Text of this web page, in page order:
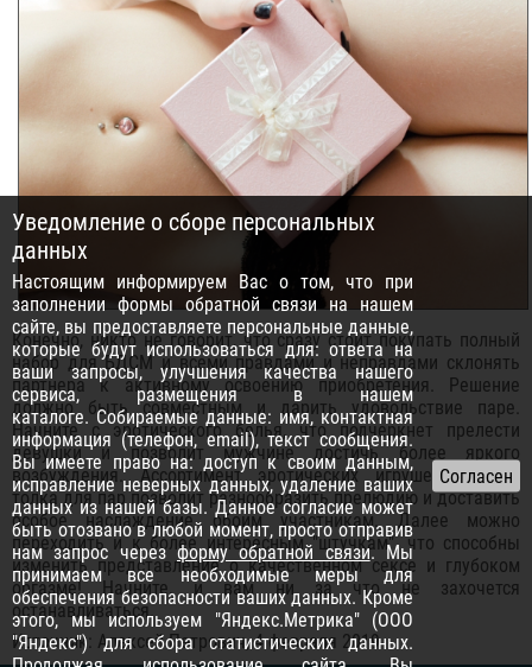
Конечно, никто не говорит, что сразу стоит покупать полный
набор для БДСМ и всеми правдами и неправдами склонять
партнера к активному освоению приобретения. Решение
должно быть совместным и дарить удовольствие паре.
Начните с эротического белья, что подчеркнет прелести
девушки и позволит мужчине достичь более яркого
возбуждения. Ассортимент эротических игрушек разного
толка для пар позволит разнообразить прелюдию и доставить
особое наслаждение обоим участникам. Далее можно
переходить и к более интересным "штучкам", что способны
изменить представление о качественном сексе и глубоком
оргазме! Начните, и вам ни за что не захочется
останавливаться.
Источник: Алексей Петрович, 4 февраля 2019
Уведомление о сборе персональных
данных
Настоящим информируем Вас о том, что при
заполнении формы обратной связи на нашем
сайте, вы предоставляете персональные данные,
которые будут использоваться для: ответа на
ваши запросы, улучшения качества нашего
сервиса, размещения в нашем
каталоге. Собираемые данные: имя, контактная
информация (телефон, email), текст сообщения.
Вы имеете право на: доступ к своим данным,
исправление неверных данных, удаление ваших
данных из нашей базы. Данное согласие может
быть отозвано в любой момент, просто отправив
нам запрос черезформу обратной связи. Мы
принимаем все необходимые меры для
обеспечения безопасности ваших данных. Кроме
этого, мы используем "Яндекс.Метрика" (ООО
"Яндекс") для сбора статистических данных.